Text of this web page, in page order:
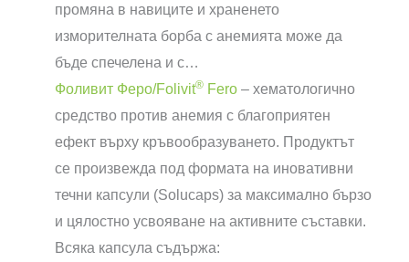
промяна в навиците и храненето
изморителната борба с анемията може да
бъде спечелена и с…
Фоливит Феро/Folivit® Fero – хематологично
средство против анемия с благоприятен
ефект върху кръвообразуването. Продуктът
се произвежда под формата на иновативни
течни капсули (Solucaps) за максимално бързо
и цялостно усвояване на активните съставки.
Всяка капсула съдържа: